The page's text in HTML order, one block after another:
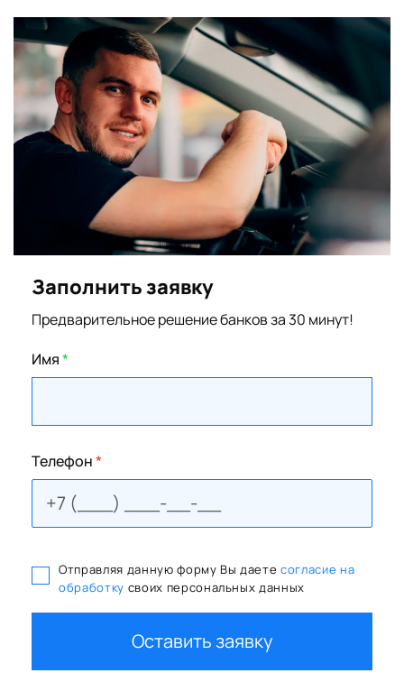
Заполнить заявку
Предварительное решение банков за 30 минут!
Имя*
Телефон*
Отправляя данную форму Вы даете согласие на
обработку своих персональных данных
Оставить заявку